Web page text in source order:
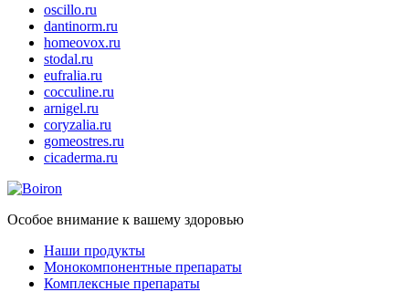
oscillo.ru
dantinorm.ru
homeovox.ru
stodal.ru
eufralia.ru
cocculine.ru
arnigel.ru
coryzalia.ru
gomeostres.ru
cicaderma.ru
Особое внимание к вашему здоровью
Наши продукты
Монокомпонентные препараты
Комплексные препараты